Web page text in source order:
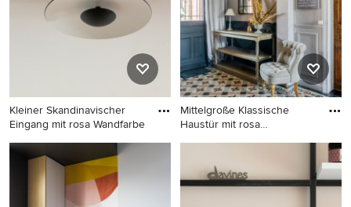
Kleiner Skandinavischer
Eingang mit rosa Wandfarbe
Kleiner Skandinavischer
Eingang mit rosa Wandfarbe,
hellem Holzboden und
Tapetenwänden in Paris
Mittelgroße Klassische
Haustür mit rosa
Mittelgroße Klassische
Haustür mit rosa Wandfarbe,
Keramikboden, Doppeltür,